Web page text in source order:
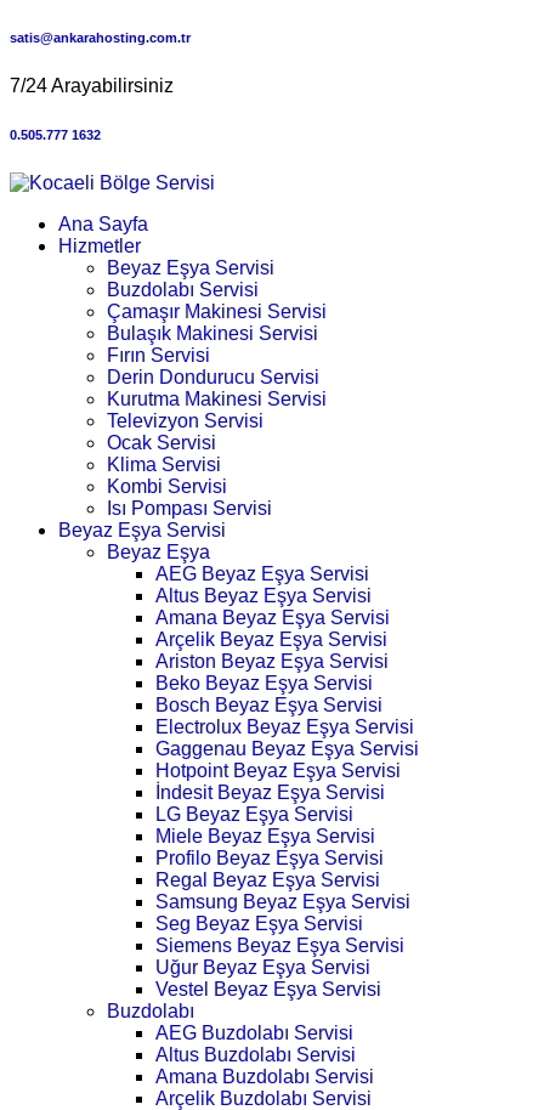
satis@ankarahosting.com.tr
7/24 Arayabilirsiniz
0.505.777 1632
Ana Sayfa
Hizmetler
Beyaz Eşya Servisi
Buzdolabı Servisi
Çamaşır Makinesi Servisi
Bulaşık Makinesi Servisi
Fırın Servisi
Derin Dondurucu Servisi
Kurutma Makinesi Servisi
Televizyon Servisi
Ocak Servisi
Klima Servisi
Kombi Servisi
Isı Pompası Servisi
Beyaz Eşya Servisi
Beyaz Eşya
AEG Beyaz Eşya Servisi
Altus Beyaz Eşya Servisi
Amana Beyaz Eşya Servisi
Arçelik Beyaz Eşya Servisi
Ariston Beyaz Eşya Servisi
Beko Beyaz Eşya Servisi
Bosch Beyaz Eşya Servisi
Electrolux Beyaz Eşya Servisi
Gaggenau Beyaz Eşya Servisi
Hotpoint Beyaz Eşya Servisi
İndesit Beyaz Eşya Servisi
LG Beyaz Eşya Servisi
Miele Beyaz Eşya Servisi
Profilo Beyaz Eşya Servisi
Regal Beyaz Eşya Servisi
Samsung Beyaz Eşya Servisi
Seg Beyaz Eşya Servisi
Siemens Beyaz Eşya Servisi
Uğur Beyaz Eşya Servisi
Vestel Beyaz Eşya Servisi
Buzdolabı
AEG Buzdolabı Servisi
Altus Buzdolabı Servisi
Amana Buzdolabı Servisi
Arçelik Buzdolabı Servisi